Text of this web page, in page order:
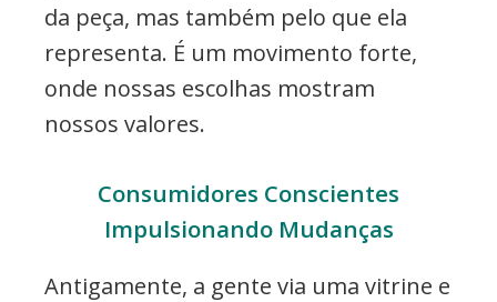
da peça, mas também pelo que ela
representa. É um movimento forte,
onde nossas escolhas mostram
nossos valores.
Consumidores Conscientes
Impulsionando Mudanças
Antigamente, a gente via uma vitrine e